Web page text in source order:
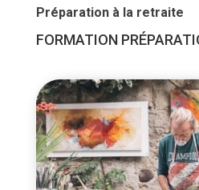
Préparation à la retraite
FORMATION